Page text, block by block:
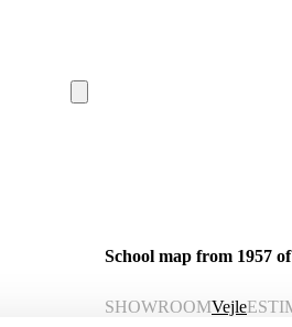
School map from 1957
SHOWROOMVejle